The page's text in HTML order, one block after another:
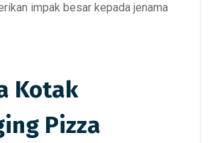
impak besar kepada jenama
Kotak
Pizza